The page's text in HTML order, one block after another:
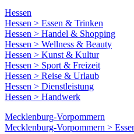
Hessen
Hessen > Essen & Trinken
Hessen > Handel & Shopping
Hessen > Wellness & Beauty
Hessen > Kunst & Kultur
Hessen > Sport & Freizeit
Hessen > Reise & Urlaub
Hessen > Dienstleistung
Hessen > Handwerk
Mecklenburg-Vorpommern
Mecklenburg-Vorpommern >